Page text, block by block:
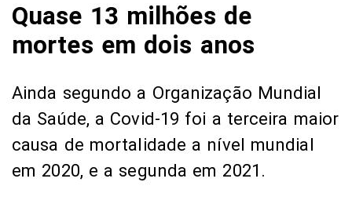
Quase 13 milhões de
mortes em dois anos
Ainda segundo a Organização Mundial
da Saúde, a Covid-19 foi a terceira maior
causa de mortalidade a nível mundial
em 2020, e a segunda em 2021.